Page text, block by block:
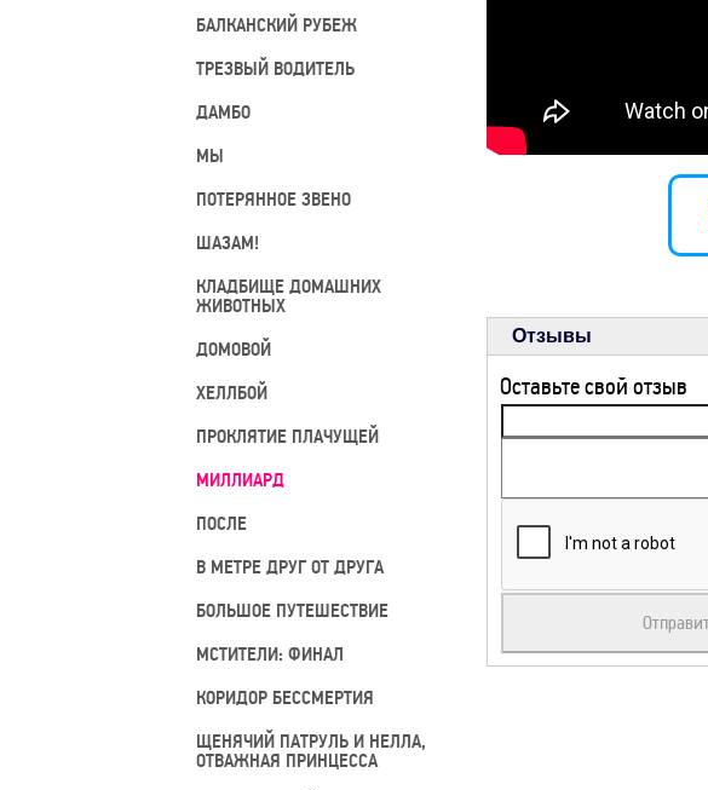
БАЛКАНСКИЙ РУБЕЖ
ТРЕЗВЫЙ ВОДИТЕЛЬ
ДАМБО
МЫ
ПОТЕРЯННОЕ ЗВЕНО
ШАЗАМ!
КЛАДБИЩЕ ДОМАШНИХ
ЖИВОТНЫХ
ДОМОВОЙ
ХЕЛЛБОЙ
ПРОКЛЯТИЕ ПЛАЧУЩЕЙ
МИЛЛИАРД
ПОСЛЕ
В МЕТРЕ ДРУГ ОТ ДРУГА
БОЛЬШОЕ ПУТЕШЕСТВИЕ
МСТИТЕЛИ: ФИНАЛ
КОРИДОР БЕССМЕРТИЯ
ЩЕНЯЧИЙ ПАТРУЛЬ И НЕЛЛА,
ОТВАЖНАЯ ПРИНЦЕССА
Отзывы
Оставьте свой отзыв